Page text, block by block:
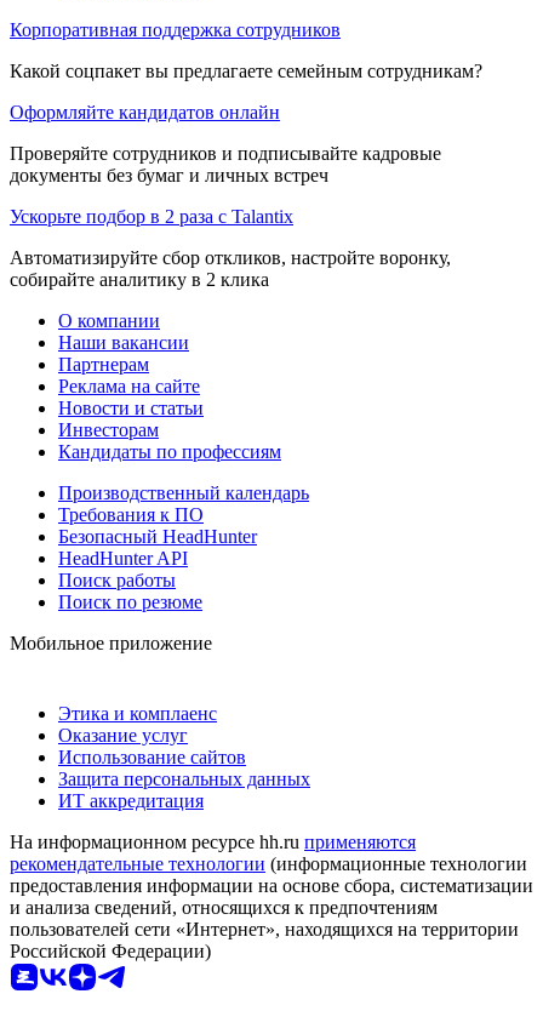
Корпоративная поддержка сотрудников
Какой соцпакет вы предлагаете семейным сотрудникам?
Оформляйте кандидатов онлайн
Проверяйте сотрудников и подписывайте кадровые
документы без бумаг и личных встреч
Ускорьте подбор в 2 раза с Talantix
Автоматизируйте сбор откликов, настройте воронку,
собирайте аналитику в 2 клика
О компании
Наши вакансии
Партнерам
Реклама на сайте
Новости и статьи
Инвесторам
Кандидаты по профессиям
Производственный календарь
Требования к ПО
Безопасный HeadHunter
HeadHunter API
Поиск работы
Поиск по резюме
Мобильное приложение
Этика и комплаенс
Оказание услуг
Использование сайтов
Защита персональных данных
ИТ аккредитация
На информационном ресурсе hh.ru применяются
рекомендательные технологии (информационные технологии
предоставления информации на основе сбора, систематизации
и анализа сведений, относящихся к предпочтениям
пользователей сети «Интернет», находящихся на территории
Российской Федерации)